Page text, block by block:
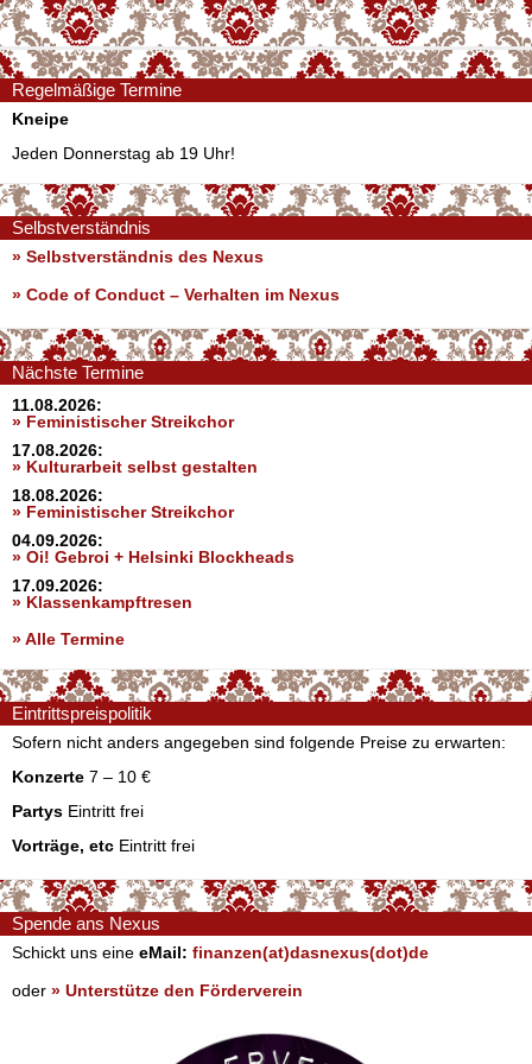
Regelmäßige Termine
Kneipe
Jeden Donnerstag ab 19 Uhr!
Selbstverständnis
» Selbstverständnis des Nexus
» Code of Conduct – Verhalten im Nexus
Nächste Termine
11.08.2026:
» Feministischer Streikchor
17.08.2026:
» Kulturarbeit selbst gestalten
18.08.2026:
» Feministischer Streikchor
04.09.2026:
» Oi! Gebroi + Helsinki Blockheads
17.09.2026:
» Klassenkampftresen
» Alle Termine
Eintrittspreispolitik
Sofern nicht anders angegeben sind folgende Preise zu erwarten:
Konzerte 7 – 10 €
Partys Eintritt frei
Vorträge, etc Eintritt frei
Spende ans Nexus
Schickt uns eine eMail: finanzen(at)dasnexus(dot)de
oder » Unterstütze den Förderverein